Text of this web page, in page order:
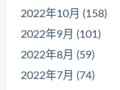
2022年10月 (158)
2022年9月 (101)
2022年8月 (59)
2022年7月 (74)